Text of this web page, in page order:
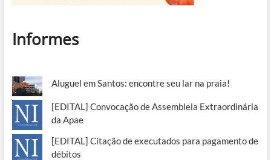
Informes
Aluguel em Santos: encontre seu lar na praia!
[EDITAL] Convocação de Assembleia Extraordinária
da Apae
[EDITAL] Citação de executados para pagamento de
débitos